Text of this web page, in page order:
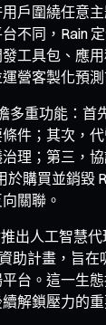
戶圍繞任意
不同，Rain
工具包、應
營客製化預測
多重功能：首
件；其次，
理；第三，
購買並銷毀
關聯。
出人工智慧
助計畫，旨在
台。這一生
解鎖壓力的重